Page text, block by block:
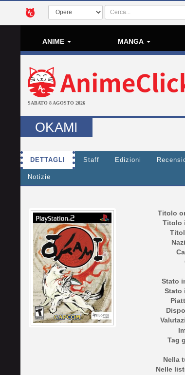
ANIME MANGA
SABATO 8 AGOSTO 2026
OKAMI
DETTAGLI Staff Edizioni
Notizie
Titolo
Titolo
Stato
Stato
Tag
Nella
Nelle